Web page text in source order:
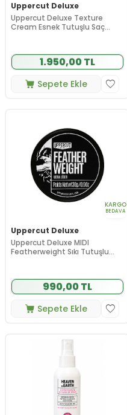
Uppercut Deluxe
Uppercut Deluxe Texture
Cream Esnek Tutuşlu Saç
1.950,00 TL
Sepete Ekle
KARGO
BEDAVA
Uppercut Deluxe
Uppercut Deluxe MIDI
Featherweight Sıkı Tutuşlu
990,00 TL
Sepete Ekle